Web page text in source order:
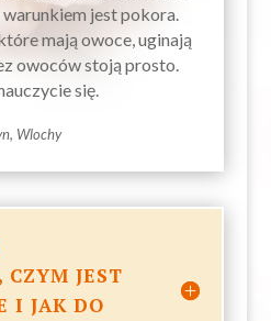
jest pokora.
mają owoce, uginają
owoców stoją prosto.
się.
Wlochy
CZYM JEST
I JAK DO